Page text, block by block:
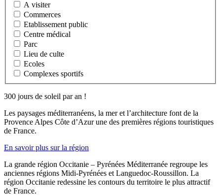
A visiter
Commerces
Etablissement public
Centre médical
Parc
Lieu de culte
Ecoles
Complexes sportifs
300 jours de soleil par an !
Les paysages méditerranéens, la mer et l’architecture font de la
Provence Alpes Côte d’Azur une des premières régions touristiques
de France.
En savoir plus sur la région
La grande région Occitanie – Pyrénées Méditerranée regroupe les
anciennes régions Midi-Pyrénées et Languedoc-Roussillon. La
région Occitanie redessine les contours du territoire le plus attractif
de France.